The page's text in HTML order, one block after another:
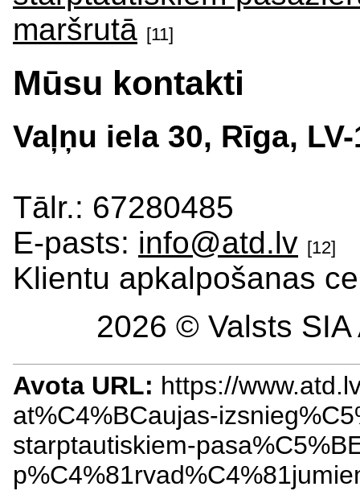
maršrutā [11]
Mūsu kontakti
Vaļņu iela 30, Rīga,
Tālr.: 67280485
E-pasts: info@atd.lv [12]
Klientu apkalpošanas
2026 © Valsts
Avota URL: https://
at%C4%BCaujas-
starptautiskiem-